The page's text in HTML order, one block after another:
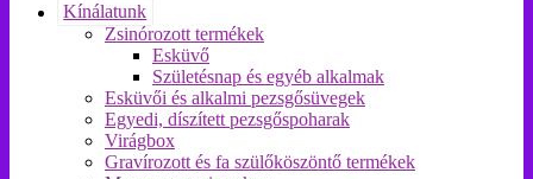
Kínálatunk
Zsinórozott termékek
Esküvő
Születésnap és egyéb alkalmak
Esküvői és alkalmi pezsgősüvegek
Egyedi, díszített pezsgőspoharak
Virágbox
Gravírozott és fa szülőköszöntő termékek